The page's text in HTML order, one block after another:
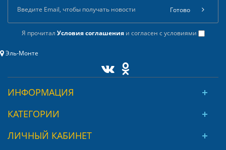
Я прочитал Условия соглашенияи согласен с условиями
Готово
Эль-Монте
ИНФОРМАЦИЯ
КАТЕГОРИИ
ЛИЧНЫЙ КАБИНЕТ